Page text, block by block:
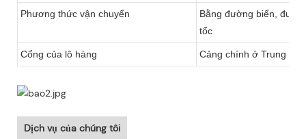
Phương thức vận chuyển
Bằng đường biển,
tốc
Cổng của lô hàng Cảng chính ở Trung
Dịch vụ của chúng tôi